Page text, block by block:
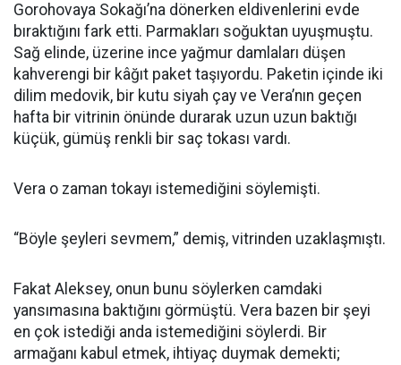
Gorohovaya Sokağı’na dönerken eldivenlerini evde
bıraktığını fark etti. Parmakları soğuktan uyuşmuştu.
Sağ elinde, üzerine ince yağmur damlaları düşen
kahverengi bir kâğıt paket taşıyordu. Paketin içinde iki
dilim medovik, bir kutu siyah çay ve Vera’nın geçen
hafta bir vitrinin önünde durarak uzun uzun baktığı
küçük, gümüş renkli bir saç tokası vardı.
Vera o zaman tokayı istemediğini söylemişti.
“Böyle şeyleri sevmem,” demiş, vitrinden uzaklaşmıştı.
Fakat Aleksey, onun bunu söylerken camdaki
yansımasına baktığını görmüştü. Vera bazen bir şeyi
en çok istediği anda istemediğini söylerdi. Bir
armağanı kabul etmek, ihtiyaç duymak demekti;